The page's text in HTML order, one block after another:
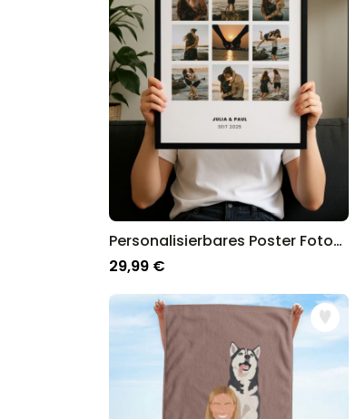
Deutschland.
Personalisierbares Poster Fotocollage mit Text
29,99 €